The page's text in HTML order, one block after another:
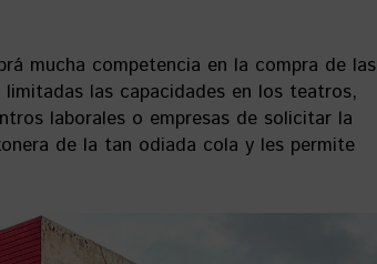
mucha competencia en la compra de las
las capacidades en los teatros,
laborales o empresas de solicitar la
de la tan odiada cola y les permite